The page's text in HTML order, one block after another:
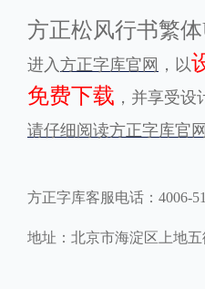
格式
.TTF .OTF
地区
POP字体下载 字库打包
方正松风行书繁
进入 方正字库官网 ，以
免费下载 ，并享受
请仔细阅读方正字库官
方正字库客服电话：4006-
地址：北京市海淀区上地